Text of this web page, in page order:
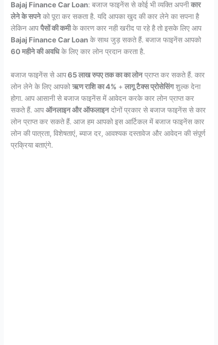
Bajaj Finance Car Loan: बजाज फाइनेंस से कोई भी व्यक्ति अपनीकार
लेने के सपनेको पूरा कर सकता है. यदि आपका खुद की कार लेने का सपना है
लेकिन आपपैसों की कमीके कारण कार नही खरीद पा रहे है तो इसके लिए आप
Bajaj Finance Car Loan के साथ जुड़ सकते हैं. बजाज फाइनेंस आपको
60 महीने की अवधिके लिए कार लोन प्रदान करता है.
बजाज फाइनेंस से आप65 लाख रुपए तक का का लोनप्राप्त कर सकते हैं. कार
लोन लेने के लिए आपकोऋण राशि का 4% + लागू टैक्स प्रोसेसिंगशुल्क देना
होगा. आप आसानी से बजाज फाइनेंस में आवेदन करके कार लोन प्राप्त कर
सकते हैं. आपऑनलाइन और ऑफलाइनदोनों प्रकार से बजाज फाइनेंस से कार
लोन प्राप्त कर सकते हैं. आज हम आपको इस आर्टिकल में बजाज फाइनेंस कार
लोन की पात्रता, विशेषताएं, ब्याज दर, आवश्यक दस्तावेज और आवेदन की संपूर्ण
प्रक्रिया बताएंगे.